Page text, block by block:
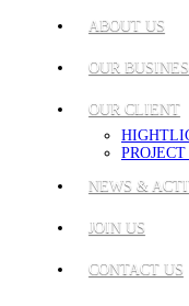
ABOUT US
OUR
OUR CLIENT
NEWS &
JOIN US
CONTACT US